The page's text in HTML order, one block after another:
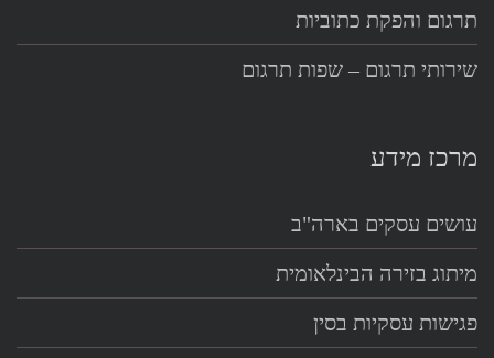
תרגום והפקת כתוביות
שירותי תרגום – שפות תרגום
מרכז מידע
עושים עסקים בארה"ב
מיתוג בזירה הבינלאומית
פגישות עסקיות בסין